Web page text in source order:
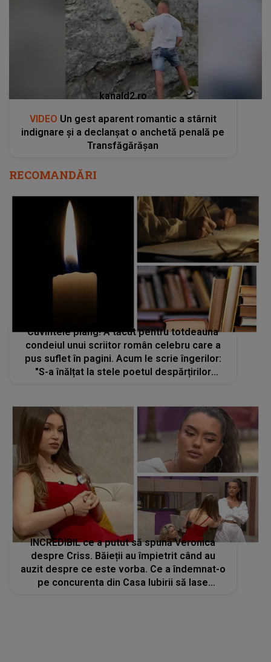
kanald2.ro
VIDEO Un gest aparent romantic a stârnit
indignare și a declanșat o anchetă penală pe
Transfăgărășan
RECOMANDĂRI
Cuvintele plâng! A tăcut pentru totdeauna
condeiul unui scriitor român celebru care a
pus suflet în pagini. Acum le scrie îngerilor:
"S-a înălțat la stele poetul despărțirilor
INCREDIBIL ce a putut să spună Veronica
despre Criss. Băieții au împietrit când au
auzit despre ce este vorba. Ce a îndemnat-o
pe concurenta din Casa Iubirii să lase